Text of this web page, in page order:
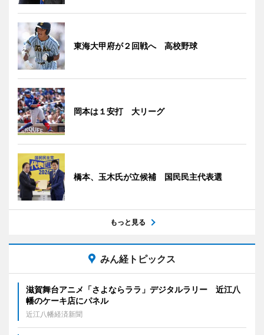
東海大甲府が２回戦へ 高校野球
岡本は１安打 大リーグ
橋本、玉木氏が立候補 国民民主代表選
もっと見る
みん経トピックス
滋賀舞台アニメ「さよならララ」デジタルラリー 近江八
幡のケーキ店にパネル
近江八幡経済新聞